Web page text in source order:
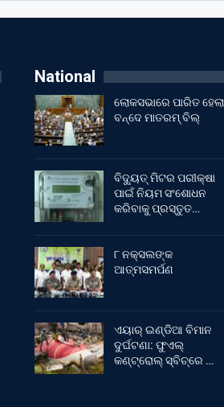
National
ଲୋକସଭାରେ ପାରିତ ହେଲା
ବନ୍ଦେ ମାତରମ୍‌ ବିଲ୍‌
ବିଦ୍ୟୁତ୍ ମିଟର ପରୀକ୍ଷା
ପାଇଁ ନିୟମ ସଂଶୋଧନ
କରିବାକୁ ପ୍ରସ୍ତୁତ…
୮ ନକ୍ସଲଙ୍କ
ଆତ୍ମସମର୍ପଣ
ଏୟାର୍ ଇଣ୍ଡିଆ ବିମାନ
ଦୁର୍ଘଟଣା: ଫୁଏଲ୍‌
କଣ୍ଟ୍ରୋଲ୍‌ ସ୍ବିଚ୍‌ରେ …